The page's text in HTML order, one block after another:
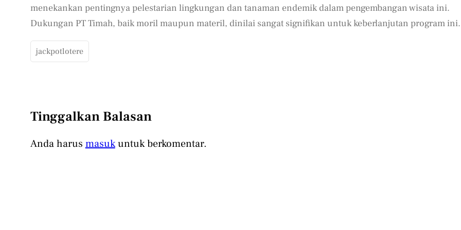
menekankan pentingnya pelestarian lingkungan dan tanaman endemik dalam pengembangan wisata ini.
Dukungan PT Timah, baik moril maupun materil, dinilai sangat signifikan untuk keberlanjutan program ini.
jackpotlotere
Tinggalkan Balasan
Anda harusmasukuntuk berkomentar.